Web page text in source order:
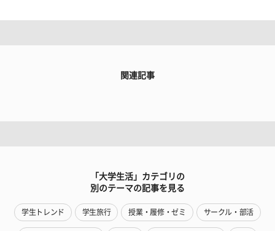
関連記事
「大学生活」カテゴリの
別のテーマの記事を見る
学生トレンド 学生旅行 授業・履修・ゼミ サークル・部活